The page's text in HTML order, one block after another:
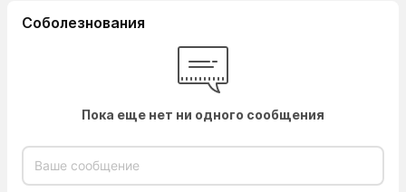
Соболезнования
Пока еще нет ни одного сообщения